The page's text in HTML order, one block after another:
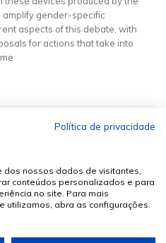
amplify gender-specific
aspects of this debate, with
for actions that take into
Política de privacidade
nossos dados de visitantes,
conteúdos personalizados e para
no site. Para mais
utilizamos, abra as configurações.